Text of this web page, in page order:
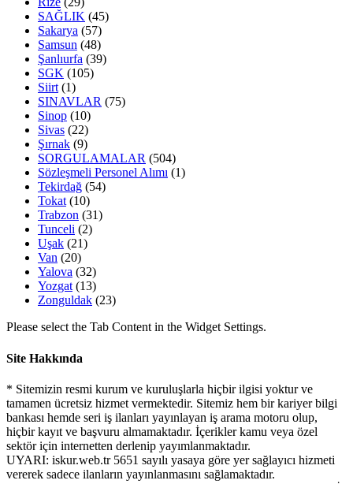
SAĞLIK (45)
Sakarya (57)
Samsun (48)
Şanlıurfa (39)
SGK (105)
Siirt(1)
SINAVLAR (75)
Sinop (10)
Sivas (22)
Şırnak (9)
SORGULAMALAR (504)
Sözleşmeli Personel Alımı (1)
Tekirdağ (54)
Tokat(10)
Trabzon (31)
Tunceli (2)
Uşak (21)
Van (20)
Yalova (32)
Yozgat(13)
Zonguldak (23)
Please select the Tab Content in the Widget Settings.
Site Hakkında
* Sitemizin resmi kurum ve kuruluşlarla hiçbir ilgisi yoktur ve
tamamen ücretsiz hizmet vermektedir. Sitemiz hem bir kariyer bilgi
bankası hemde seri iş ilanları yayınlayan iş arama motoru olup,
hiçbir kayıt ve başvuru almamaktadır. İçerikler kamu veya özel
sektör için internetten derlenip yayımlanmaktadır.
UYARI: iskur.web.tr 5651 sayılı yasaya göre yer sağlayıcı hizmeti
vererek sadece ilanların yayınlanmasını sağlamaktadır.